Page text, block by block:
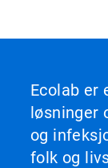
Ecolab er
løsninger
og
folk og